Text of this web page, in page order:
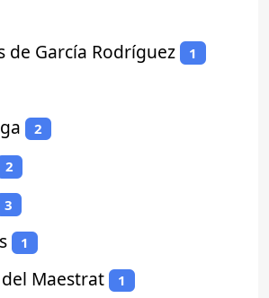
de García Rodríguez 1
2
2
3
1
Maestrat 1